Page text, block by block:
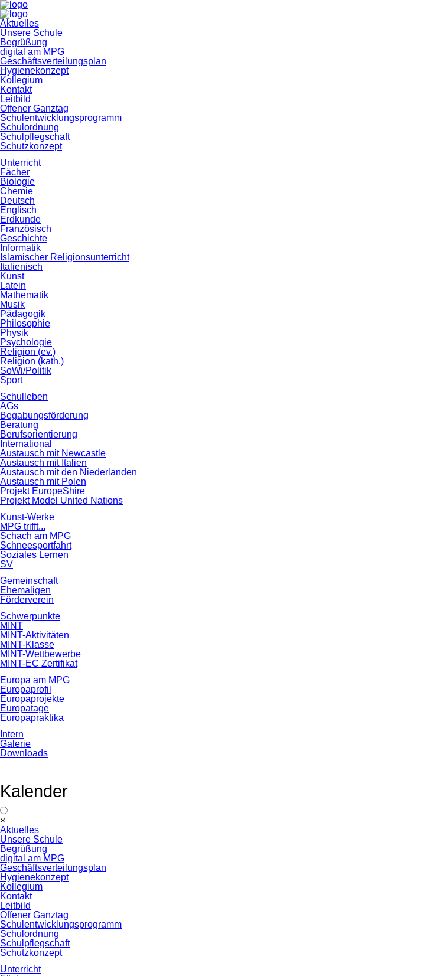
Navigation
überspringen
Aktuelles
Unsere Schule
Begrüßung
digital am MPG
Geschäftsverteilungsplan
Hygienekonzept
Kollegium
Kontakt
Leitbild
Offener Ganztag
Schulentwicklungsprogramm
Schulordnung
Schulpflegschaft
Schutzkonzept
Unterricht
Fächer
Biologie
Chemie
Deutsch
Englisch
Erdkunde
Französisch
Geschichte
Informatik
Islamischer Religionsunterricht
Italienisch
Kunst
Latein
Mathematik
Musik
Pädagogik
Philosophie
Physik
Psychologie
Religion (ev.)
Religion (kath.)
SoWi/Politik
Sport
Schulleben
AGs
Begabungsförderung
Beratung
Berufsorientierung
International
Austausch mit Newcastle
Austausch mit Italien
Austausch mit den Niederlanden
Austausch mit Polen
Projekt EuropeShire
Projekt Model United Nations
Kunst-Werke
MPG trifft...
Schach am MPG
Schneesportfahrt
Soziales Lernen
SV
Gemeinschaft
Ehemaligen
Förderverein
Schwerpunkte
MINT
MINT-Aktivitäten
MINT-Klasse
MINT-Wettbewerbe
MINT-EC Zertifikat
Europa am MPG
Europaprofil
Europaprojekte
Europatage
Europapraktika
Intern
Galerie
Downloads
Kalender
×
überspringen
Aktuelles
Unsere Schule
Begrüßung
digital am MPG
Geschäftsverteilungsplan
Hygienekonzept
Kollegium
Kontakt
Leitbild
Offener Ganztag
Schulentwicklungsprogramm
Schulordnung
Schulpflegschaft
Schutzkonzept
Unterricht